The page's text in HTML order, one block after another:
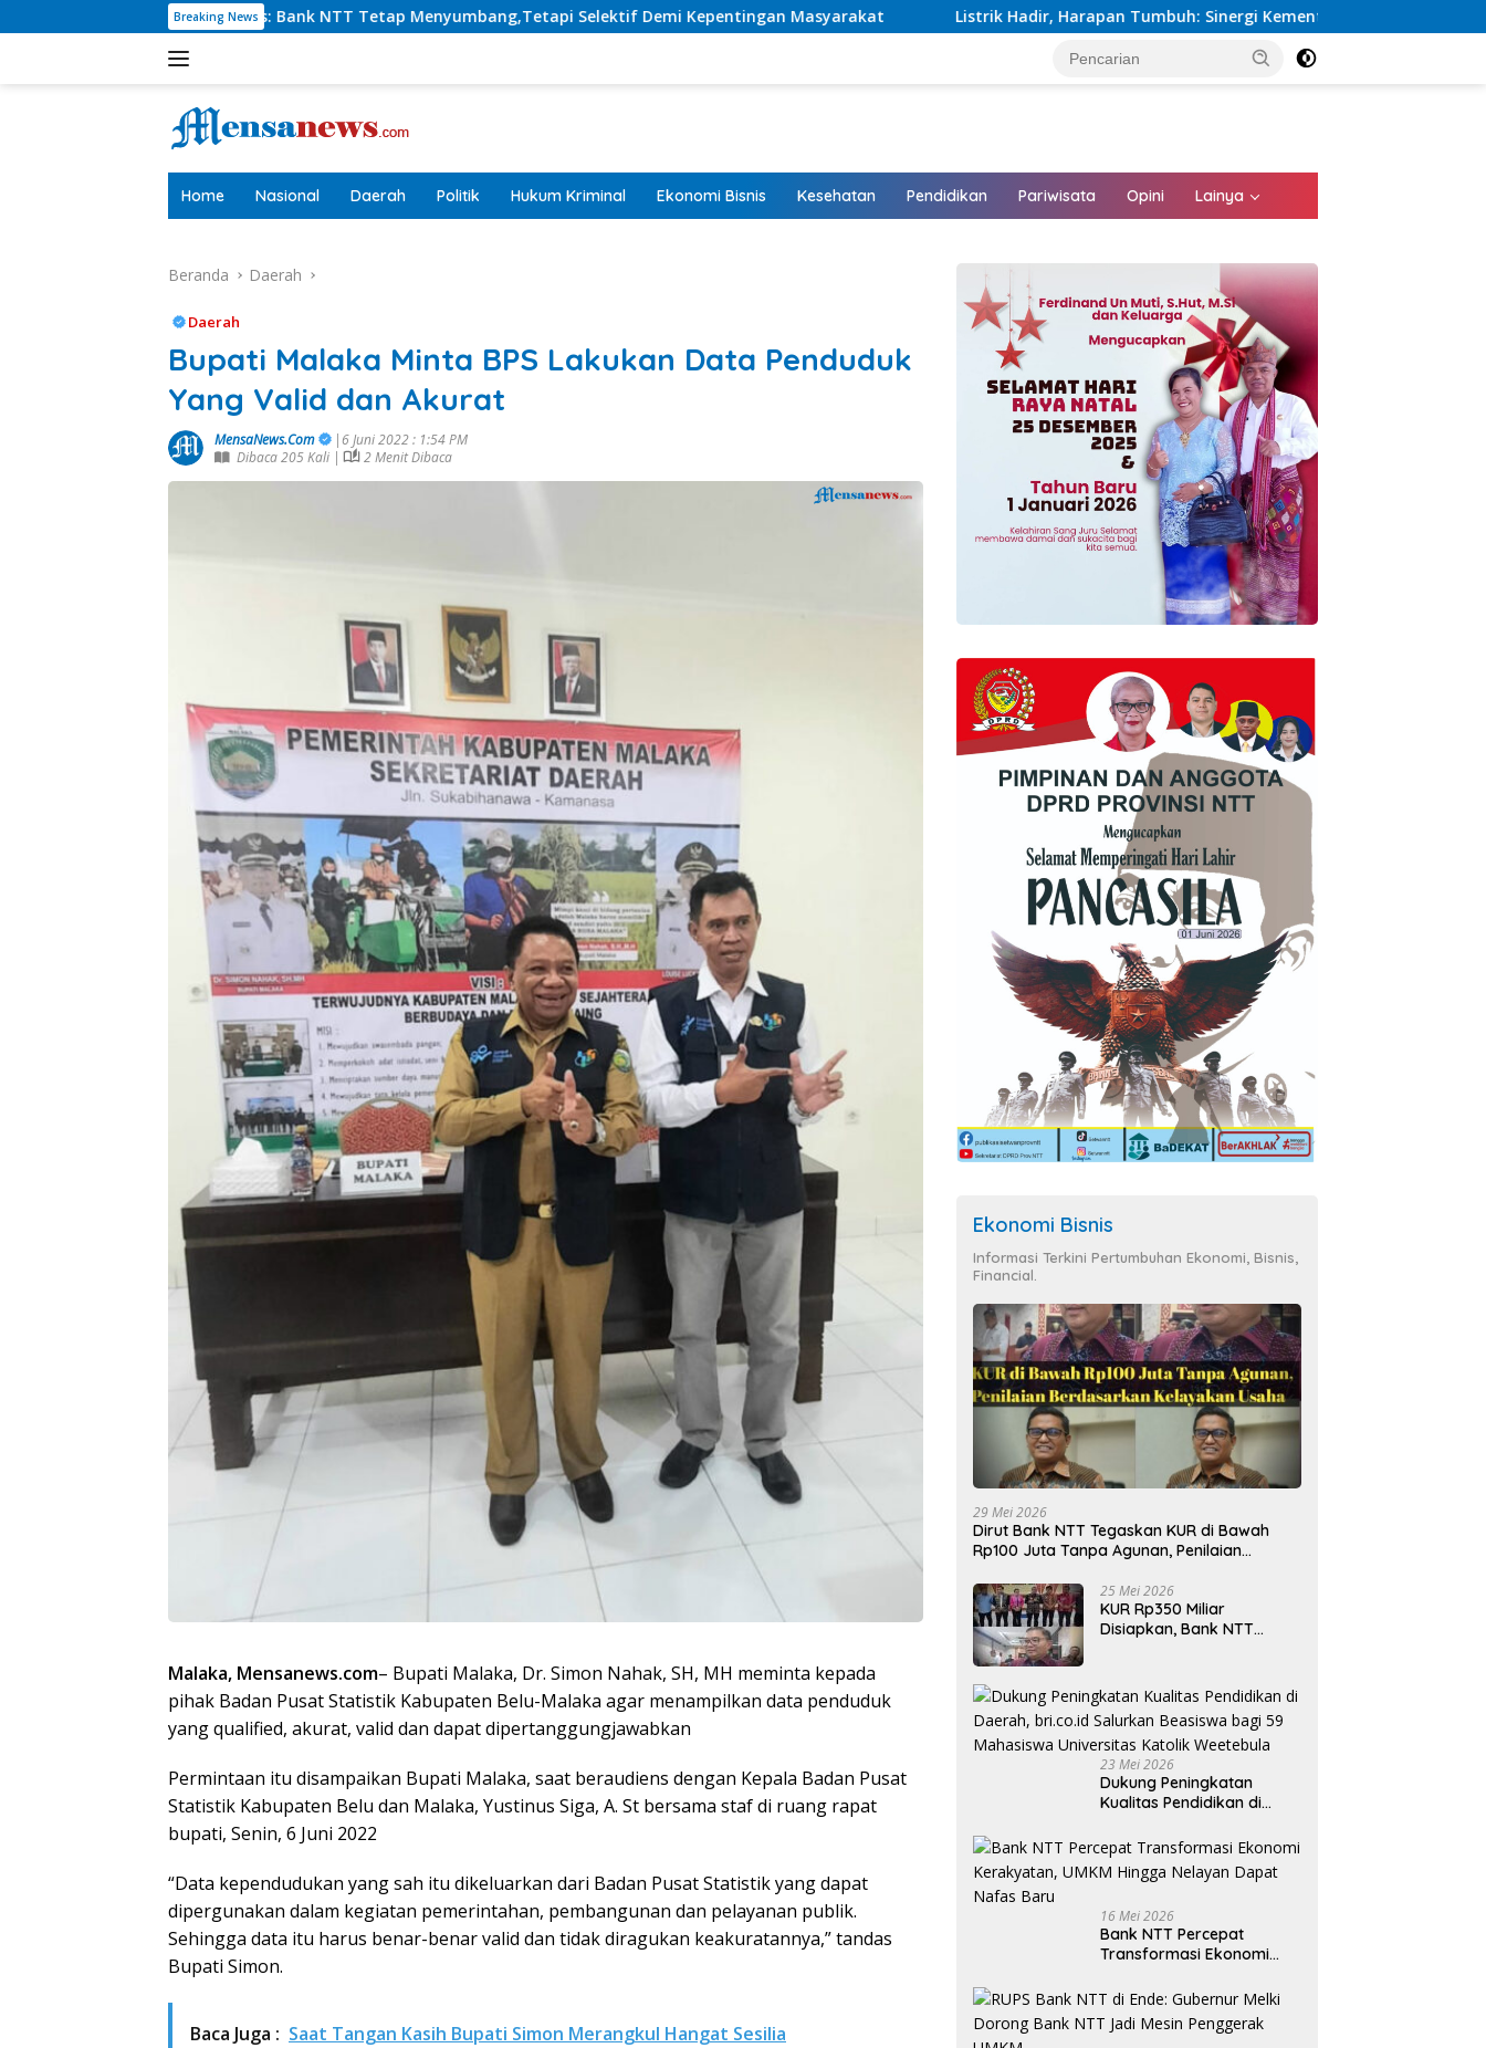
ke
Breaking News
Bank NTT Tetap Menyumbang,Tetapi Selektif Demi Kepentingan Masyarakat Listrik Hadir, Harapan Tumbuh: Sinergi Kementerian dan PLN Percepat Pembangunan
Home Nasional Daerah Politik Hukum Kriminal Ekonomi Bisnis Kesehatan Pendidikan Pariwisata Opini Lainya
Beranda Daerah
Daerah
Bupati Malaka Minta BPS Lakukan Data Penduduk
Yang Valid dan Akurat
MensaNews.Com
|6 Juni 2022 : 1:54 PM
Dibaca 205 Kali |
2 Menit Dibaca
Malaka, Mensanews.com– Bupati Malaka, Dr. Simon Nahak, SH, MH meminta kepada
pihak Badan Pusat Statistik Kabupaten Belu-Malaka agar menampilkan data penduduk
yang qualified, akurat, valid dan dapat dipertanggungjawabkan
Permintaan itu disampaikan Bupati Malaka, saat beraudiens dengan Kepala Badan Pusat
Statistik Kabupaten Belu dan Malaka, Yustinus Siga, A. St bersama staf di ruang rapat
bupati, Senin, 6 Juni 2022
“Data kependudukan yang sah itu dikeluarkan dari Badan Pusat Statistik yang dapat
dipergunakan dalam kegiatan pemerintahan, pembangunan dan pelayanan publik.
Sehingga data itu harus benar-benar valid dan tidak diragukan keakuratannya,” tandas
Bupati Simon.
Baca Juga : Saat Tangan Kasih Bupati Simon Merangkul Hangat Sesilia
Ekonomi Bisnis
Informasi Terkini Pertumbuhan Ekonomi, Bisnis,
Financial.
29 Mei 2026
Dirut Bank NTT Tegaskan KUR di Bawah
Rp100 Juta Tanpa Agunan, Penilaian
25 Mei 2026
KUR Rp350 Miliar
Disiapkan, Bank NTT
23 Mei 2026
Dukung Peningkatan
Kualitas Pendidikan di
Beasiswa bagi 59
Mahasiswa Universitas
Katolik Weetebula
16 Mei 2026
Bank NTT Percepat
Transformasi Ekonomi
Nelayan Dapat Nafas
Baru